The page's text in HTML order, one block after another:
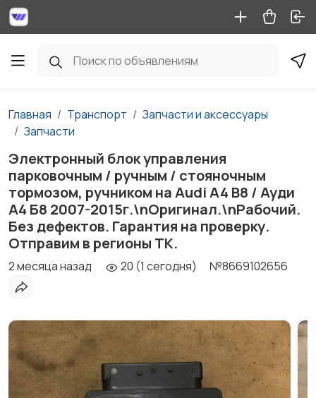
Главная Транспорт
Запчасти и аксессуары
Запчасти
Электронный блок управления
парковочным / ручным / стояночным
тормозом, ручником на Audi A4 B8 / Ауди
А4 Б8 2007-2015г.\nОригинал.\nРабочий.
Без дефектов. Гарантия на проверку.
Отправим в регионы ТК.
2 месяца назад 20 (1 сегодня) №8669102656